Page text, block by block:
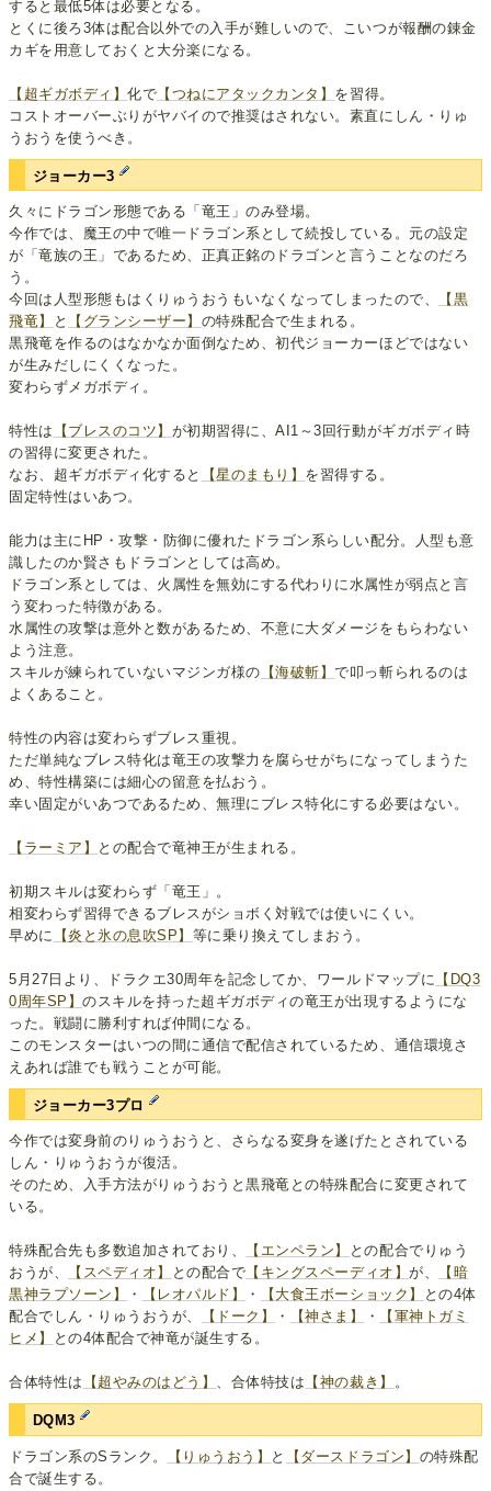
すると最低5体は必要となる。
とくに後ろ3体は配合以外での入手が難しいので、こいつが報酬の錬金
カギを用意しておくと大分楽になる。
【超ギガボディ】化で 【つねにアタックカンタ】 を習得。
コストオーバーぶりがヤバイので推奨はされない。素直にしん・りゅ
うおうを使うべき。
ジョーカー3
久々にドラゴン形態である「竜王」のみ登場。
今作では、魔王の中で唯一ドラゴン系として続投している。元の設定
が「竜族の王」であるため、正真正銘のドラゴンと言うことなのだろ
う。
今回は人型形態もはくりゅうおうもいなくなってしまったので、
【黒
飛竜】
と 【グランシーザー】 の特殊配合で生まれる。
黒飛竜を作るのはなかなか面倒なため、初代ジョーカーほどではない
が生みだしにくくなった。
変わらずメガボディ。
特性は 【ブレスのコツ】 が初期習得に、AI1～3回行動がギガボディ時
の習得に変更された。
なお、超ギガボディ化すると
【星のまもり】 を習得する。
固定特性はいあつ。
能力は主にHP・攻撃・防御に優れたドラゴン系らしい配分。人型も意
識したのか賢さもドラゴンとしては高め。
ドラゴン系としては、火属性を無効にする代わりに水属性が弱点と言
う変わった特徴がある。
水属性の攻撃は意外と数があるため、不意に大ダメージをもらわない
よう注意。
スキルが練られていないマジンガ様の 【海破斬】で叩っ斬られるのは
よくあること。
特性の内容は変わらずブレス重視。
ただ単純なブレス特化は竜王の攻撃力を腐らせがちになってしまうた
め、特性構築には細心の留意を払おう。
幸い固定がいあつであるため、無理にブレス特化にする必要はない。
【ラーミア】 との配合で竜神王が生まれる。
初期スキルは変わらず「竜王」。
相変わらず習得できるブレスがショボく対戦では使いにくい。
早めに
【炎と氷の息吹SP】 等に乗り換えてしまおう。
5月27日より、ドラクエ30周年を記念してか、ワールドマップに 【DQ3
0周年SP】のスキルを持った超ギガボディの竜王が出現するようにな
った。戦闘に勝利すれば仲間になる。
このモンスターはいつの間に通信で配信されているため、通信環境さ
えあれば誰でも戦うことが可能。
ジョーカー3プロ
今作では変身前のりゅうおうと、さらなる変身を遂げたとされている
しん・りゅうおうが復活。
そのため、入手方法がりゅうおうと黒飛竜との特殊配合に変更されて
いる。
特殊配合先も多数追加されており、 【エンペラン】
との配合でりゅう
おうが、
【スペディオ】 との配合で 【キングスペーディオ】が、
【暗
黒神ラプソーン】
・ 【レオパルド】 ・ 【大食王ボーショック】
との4体
配合でしん・りゅうおうが、
【ドーク】 ・ 【神さま】 ・
【軍神トガミ
ヒメ】
との4体配合で神竜が誕生する。
合体特性は 【超やみのはどう】 、合体特技は 【神の裁き】 。
DQM3
ドラゴン系のSランク。 【りゅうおう】 と 【ダースドラゴン】 の特殊配
合で誕生する。